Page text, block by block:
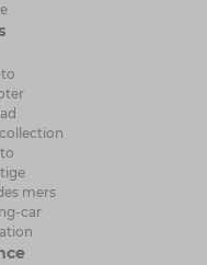
mers
car